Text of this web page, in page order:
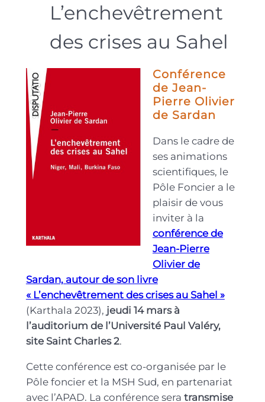
L’enchevêtrement
des crises au Sahel
Conférence
de Jean-
Pierre Olivier
de Sardan
Dans le cadre de
ses animations
scientifiques, le
Pôle Foncier a le
plaisir de vous
inviter à la
conférence de
Jean-Pierre
Olivier de
Sardan, autour de son livre
« L’enchevêtrement des crises au Sahel »
(Karthala 2023), jeudi 14 mars à
l’auditorium de l’Université Paul Valéry,
site Saint Charles 2.
Cette conférence est co-organisée par le
Pôle foncier et la MSH Sud, en partenariat
avec l’APAD. La conférence sera transmise